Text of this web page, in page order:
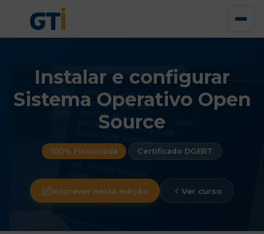
Instalar e configurar
Sistema Operativo Open
Source
100% Financiada Certificado DGERT
Inscrever nesta edição Ver curso